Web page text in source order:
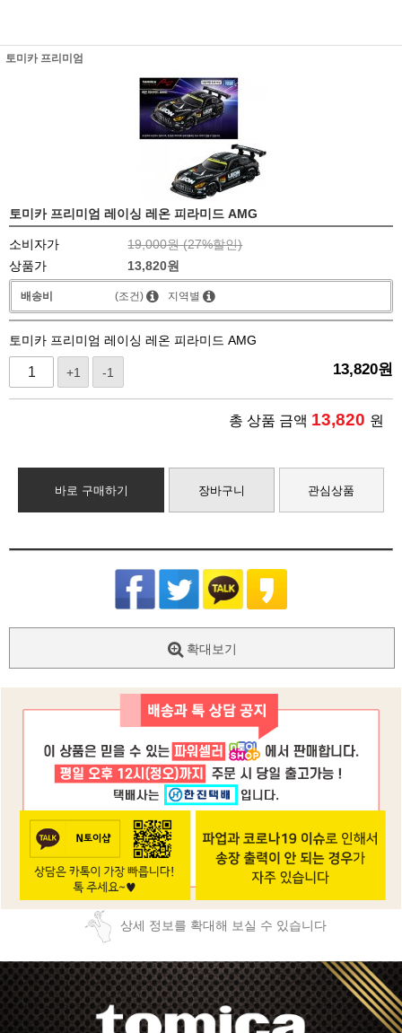
토미카 프리미엄
토미카 프리미엄 레이싱 레온 피라미드 AMG
소비자가 19,000원 (27%할인)
상품가
13,820원
배송비 (조건) 지역별
토미카 프리미엄 레이싱 레온 피라미드 AMG
+1 -1 13,820원
총 상품 금액 13,820 원
바로 구매하기 장바구니 관심상품
확대보기
상세 정보를 확대해 보실 수 있습니다